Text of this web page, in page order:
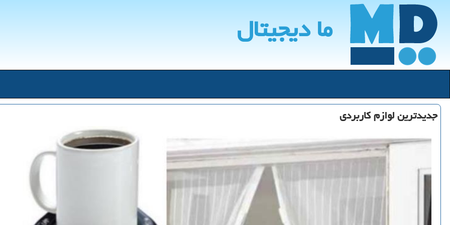
ما دیجیتال
جدیدترین لوازم كاربردی